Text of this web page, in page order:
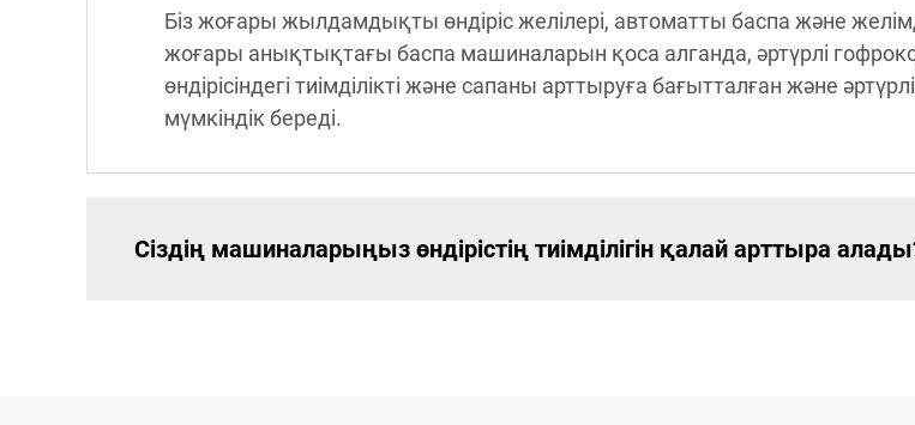
Біз жоғары жылдамдықты өндіріс желілері, автоматты баспа және
жоғары анықтықтағы баспа машиналарын қоса алганда, әртүрлі
өндірісіндегі тиімділікті және сапаны арттыруға бағытталған және
мүмкіндік береді.
Сіздің машиналарыңыз өндірістің тиімділігін қалай арттыра